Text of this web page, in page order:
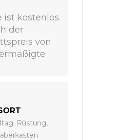
ist kostenlos.
der
von
Rüstung,